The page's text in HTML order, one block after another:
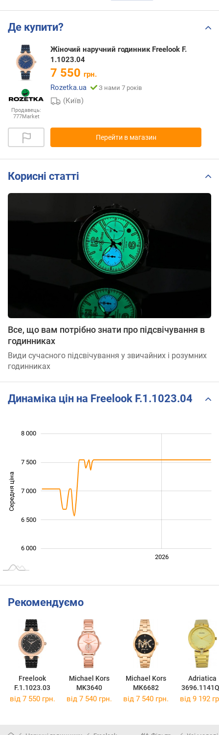
Де купити?
Продавець:
777Market
Жіночий наручний годинник Freelook F.
1.1023.04
7 550 грн.
Rozetka.ua
З нами 7 років
(Київ)
Перейти в магазин
Корисні статті
Все, що вам потрібно знати про підсвічування в
годинниках
Види сучасного підсвічування у звичайних і розумних
годинниках
Динаміка цін на Freelook F.1.1023.04
Середня ціна 6 000
6 000
6 500
7 000
7 500
8 000
2026
Рекомендуємо
Freelook
F.1.1023.03
Michael Kors
MK3640
Michael Kors
MK6682
Adriatica
від 7 550 грн. від 7 540 грн. від 7 540 грн. від 9 192